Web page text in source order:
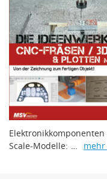
Scale-Modelle: …